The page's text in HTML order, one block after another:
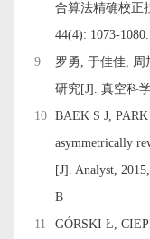
合算法精确校正
44(4): 1073-1080.
9
罗勇, 于佳佳,
研究[J]. 真空科
10 BAEK S J, PARK
asymmetrically
[J]. Analyst,
B
11
GÓRSKI Ł,